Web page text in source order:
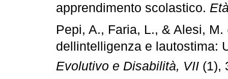
apprendimento scolastico.
Pepi, A., Faria, L., & Alesi,
dellintelligenza e
Evolutivo e Disabilità, VII (1),